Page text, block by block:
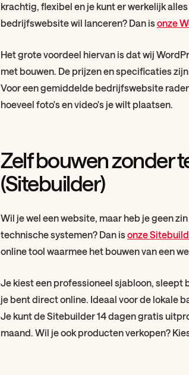
krachtig, flexibel en je kunt er werkelijk
bedrijfswebsite wil lanceren? Dan isonze
Het grote voordeel hiervan is dat wij
met bouwen. De prijzen en specificaties
Voor een gemiddelde bedrijfswebsite
hoeveel foto's en video's je wilt plaatsen.
Zelf bouwen zonder
(Sitebuilder)
Wil je wel een website, maar heb je geen
technische systemen? Dan isonze
online tool waarmee het bouwen van een
Je kiest een professioneel sjabloon, sleept
je bent direct online. Ideaal voor de lokale
Je kunt de Sitebuilder 14 dagen gratis
maand. Wil je ook producten verkopen?